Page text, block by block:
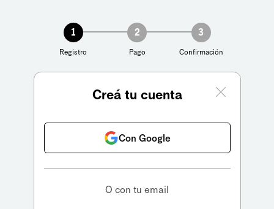
1
Registro
2
Pago
3
Confirmación
Creá tu cuenta
Con Google
O con tu email